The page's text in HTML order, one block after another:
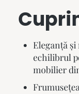
Eleganță
echilibrul
mobilier